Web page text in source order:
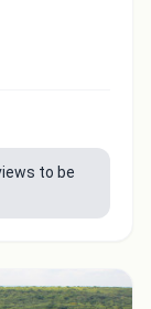
to be